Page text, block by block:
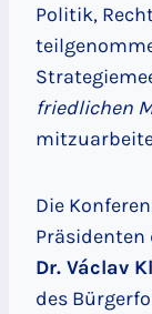
Politik,
friedlichen
Die
Präsidenten
Dr. Václav
des